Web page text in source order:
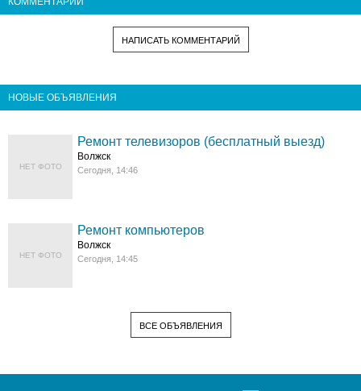
НАПИСАТЬ КОММЕНТАРИЙ
НОВЫЕ ОБЪЯВЛЕНИЯ
НЕТ ФОТО
Ремонт телевизоров (бесплатный выезд)
Волжск
Сегодня, 14:46
НЕТ ФОТО
Ремонт компьютеров
Волжск
Сегодня, 14:45
ВСЕ ОБЪЯВЛЕНИЯ